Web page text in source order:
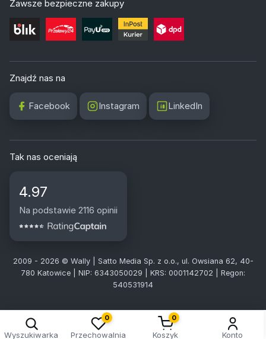
Zawsze bezpieczne zakupy
Znajdź nas na
Facebook Instagram LinkedIn
Tak nas oceniają
4.97
Na podstawie 2116 opinii
2009 - 2026 © Wally | Satto Media Sp. z o.o., ul. Owsiana 62, 40-
780 Katowice | NIP: 6343050029 | KRS: 0001142702 | Regon:
540531914
Wyszukiwarka
0
Przechowalnia
0
Koszyk Konto